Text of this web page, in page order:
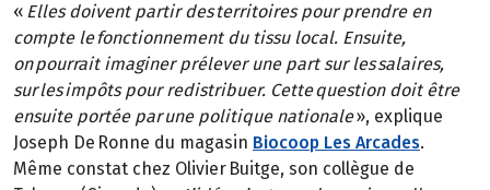
« Elles doivent partir des territoires pour prendre en
compte le fonctionnement du tissu local. Ensuite,
on pourrait imaginer prélever une part sur les salaires,
sur les impôts pour redistribuer. Cette question doit être
ensuite portée par une politique nationale», explique
Joseph De Ronne du magasin Biocoop Les Arcades.
Même constat chez Olivier Buitge, son collègue de